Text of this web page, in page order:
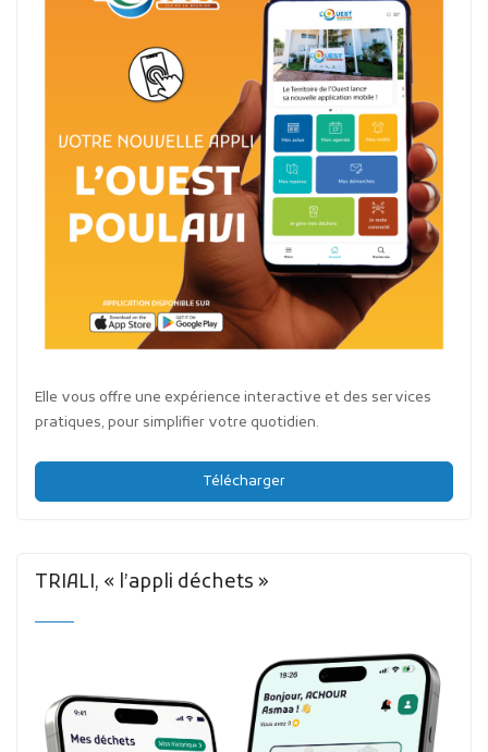
Elle vous offre une expérience interactive et des services
pratiques, pour simplifier votre quotidien.
Télécharger
TRIALI, « l’appli déchets »